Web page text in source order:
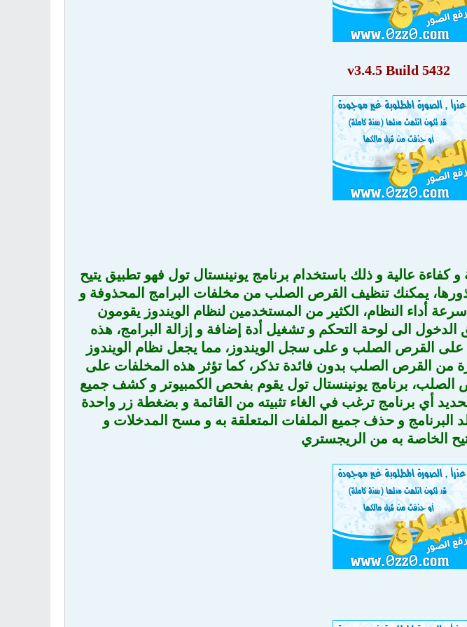
v3.4.5 Build 5432
عالية و ذلك باستخدام برنامج يونينستال تول فهو تطبيق يتيح
يمكنك تنظيف القرص الصلب من مخلفات البرامج المحذوفة و
أداء النظام، الكثير من المستخدمين لنظام الويندوز يقومون
الى لوحة التحكم و تشغيل أدة إضافة و إزالة البرامج، هذه
على القرص الصلب و على سجل الويندوز، مما يجعل نظام الويندوز
من القرص الصلب بدون فائدة تذكر، كما تؤثر هذه المخلفات على
الصلب، برنامج يونينستال تول يقوم بفحص الكمبيوتر و كشف جميع
تحديد أي برنامج ترغب في الغاء تثبيته من القائمة و بضغطة زر واحدة
البرنامج و حذف جميع الملفات المتعلقة به و مسح المدخلات و
الخاصة به من الريجستري